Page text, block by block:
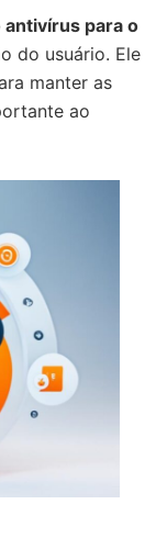
antivírus para o
do usuário. Ele
manter as
ao